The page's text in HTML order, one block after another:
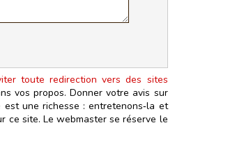
toute redirection vers des sites
vos propos. Donner votre avis sur
une richesse : entretenons‑la et
ce site. Le webmaster se réserve le